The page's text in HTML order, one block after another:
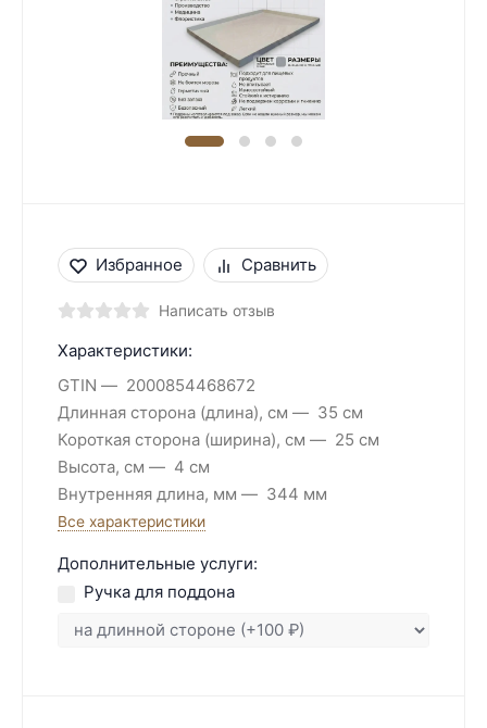
Избранное Сравнить
Написать отзыв
Характеристики:
GTIN
2000854468672
Длинная сторона (длина), см
35 см
Короткая сторона (ширина), см
25 см
Высота, см
4 см
Внутренняя длина, мм
344 мм
Все характеристики
Дополнительные услуги:
Ручка для поддона